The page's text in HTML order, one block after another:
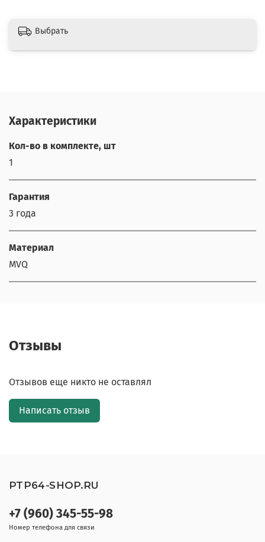
Выбрать
Характеристики
Кол-во в комплекте, шт
1
Гарантия
3 года
Материал
MVQ
Отзывы
Отзывов еще никто не оставлял
Написать отзыв
+7 (960) 345-55-98
Номер телефона для связи
PTP64-SHOP.RU